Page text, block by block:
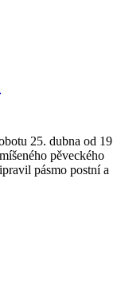
25. dubna od 19
pěveckého
pásmo postní a